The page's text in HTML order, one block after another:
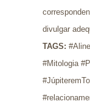
divulgar
TAGS:
#Mitologia